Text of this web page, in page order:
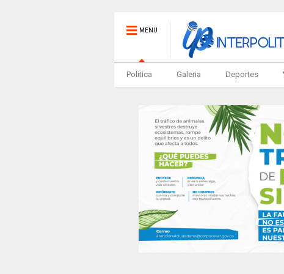
MENU
Politica Galeria Deportes